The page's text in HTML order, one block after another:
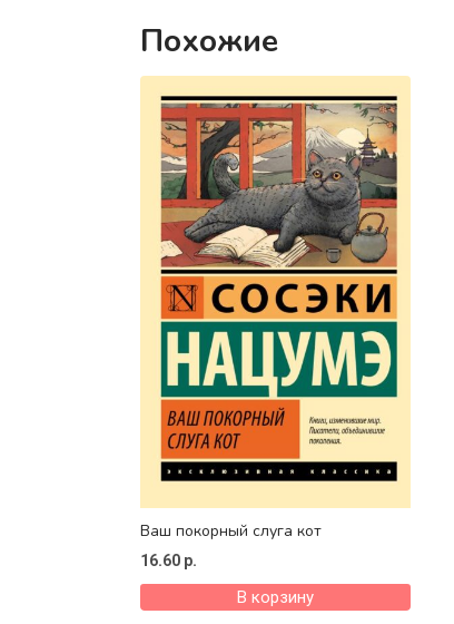
Похожие
Ваш покорный слуга кот
16.60 р.
В корзину